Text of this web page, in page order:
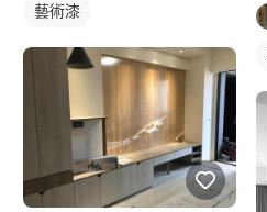
藝術漆